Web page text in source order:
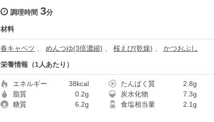
調理時間 3分
材料
春キャベツ めんつゆ(3倍濃縮) 桜えび(乾燥) かつおぶし
栄養情報（1人あたり）
エネルギー 38kcal たんぱく質
2.8g
脂質
0.2g 炭水化物
7.3g
糖質
6.2g 食塩相当量 2.1g